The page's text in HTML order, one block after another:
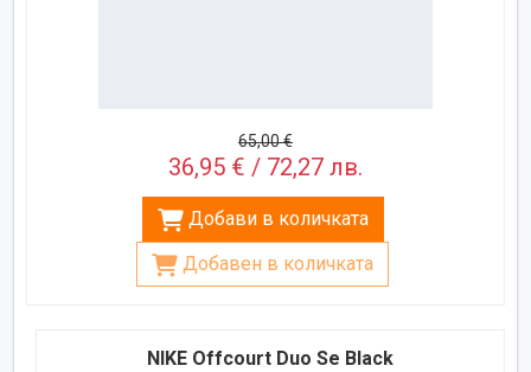
65,00 €
36,95 € / 72,27 лв.
Добави в количката
Добавен в количката
NIKE Offcourt Duo Se Black